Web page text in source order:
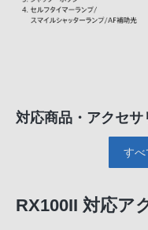
対応商品・アクセサ
すべ
RX100II 対応ア